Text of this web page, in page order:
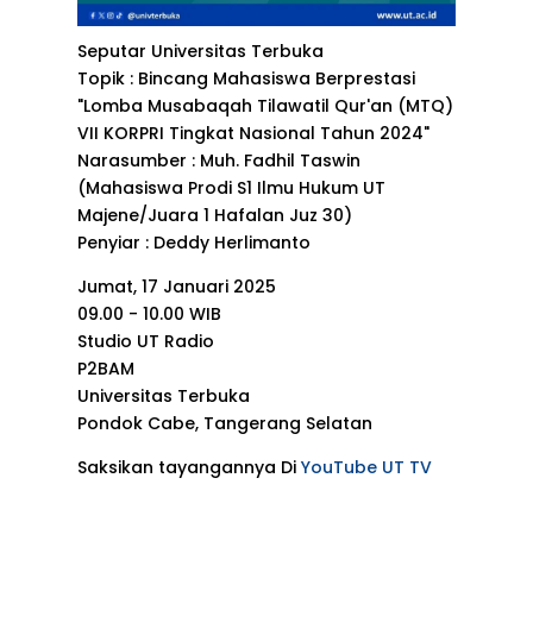
Seputar Universitas Terbuka
Topik : Bincang Mahasiswa Berprestasi
"Lomba Musabaqah Tilawatil Qur'an (MTQ)
VII KORPRI Tingkat Nasional Tahun 2024"
Narasumber : Muh. Fadhil Taswin
(Mahasiswa Prodi S1 Ilmu Hukum UT
Majene/Juara 1 Hafalan Juz 30)
Penyiar : Deddy Herlimanto
Jumat, 17 Januari 2025
09.00 - 10.00 WIB
Studio UT Radio
P2BAM
Universitas Terbuka
Pondok Cabe, Tangerang Selatan
Saksikan tayangannya DiYouTube UT TV